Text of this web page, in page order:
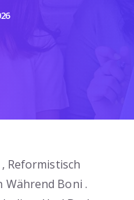
Reformistisch
Während Boni .